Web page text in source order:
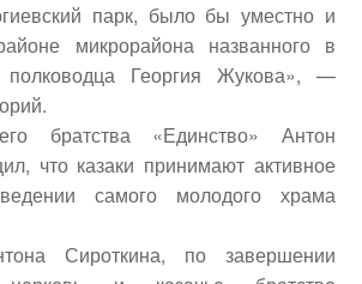
парк, было бы уместно и
микрорайона названного в
полководца Георгия Жукова», —
братства «Единство» Антон
что казаки принимают активное
самого молодого храма
Сироткина, по завершении